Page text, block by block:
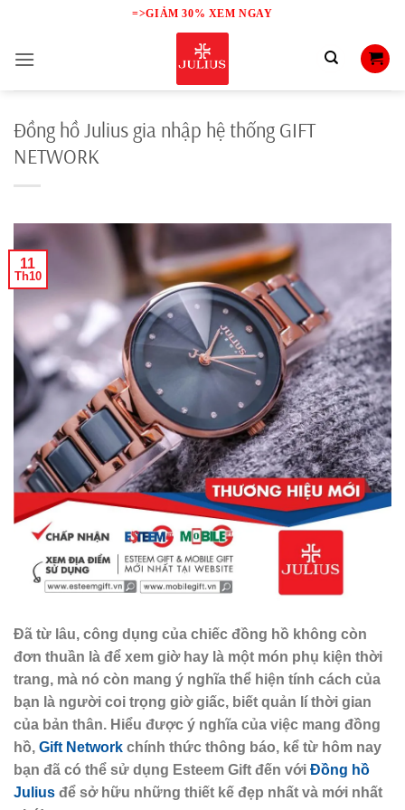
content
=>GIẢM 30% XEM NGAY
Đồng hồ Julius gia nhập hệ thống GIFT
NETWORK
11
Th10
Đã từ lâu, công dụng của chiếc đồng hồ không còn
đơn thuần là để xem giờ hay là một món phụ kiện thời
trang, mà nó còn mang ý nghĩa thể hiện tính cách của
bạn là người coi trọng giờ giấc, biết quản lí thời gian
của bản thân. Hiểu được ý nghĩa của việc mang đồng
hồ, Gift Network chính thức thông báo, kể từ hôm nay
bạn đã có thể sử dụng Esteem Gift đến với Đồng hồ
Julius để sở hữu những thiết kế đẹp nhất và mới nhất